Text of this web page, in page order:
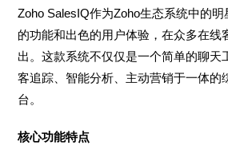
Zoho SalesIQ作为Zoho生态系统中的
的功能和出色的用户体验，在众多在线
出。这款系统不仅仅是一个简单的聊天
客追踪、智能分析、主动营销于一体的
台。
核心功能特点